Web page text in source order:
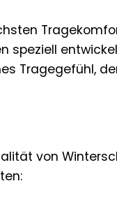
speziell
Tragegefühl,
von